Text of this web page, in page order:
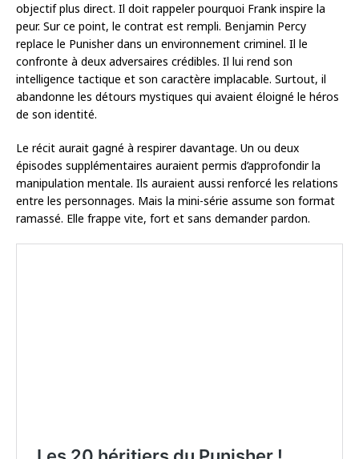
objectif plus direct. Il doit rappeler pourquoi Frank inspire la
peur. Sur ce point, le contrat est rempli. Benjamin Percy
replace le Punisher dans un environnement criminel. Il le
confronte à deux adversaires crédibles. Il lui rend son
intelligence tactique et son caractère implacable. Surtout, il
abandonne les détours mystiques qui avaient éloigné le héros
de son identité.
Le récit aurait gagné à respirer davantage. Un ou deux
épisodes supplémentaires auraient permis d’approfondir la
manipulation mentale. Ils auraient aussi renforcé les relations
entre les personnages. Mais la mini-série assume son format
ramassé. Elle frappe vite, fort et sans demander pardon.